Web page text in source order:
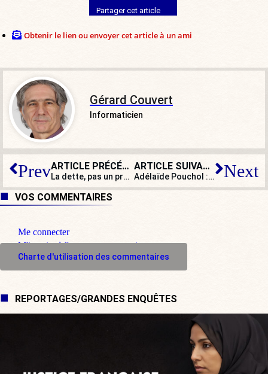
Partager cet article
Obtenir le lien ou envoyer cet article à un ami
Gérard Couvert
Informaticien
Prev ARTICLE PRÉCÉDENT
La dette, pas un problème ?
ARTICLE SUIVANT
Adélaïde Pouchol : « En réalité, l’avortement n’est pas le droit des femmes » Next
VOS COMMENTAIRES
Me connecter
M'inscrire à l'espace commentaire
Charte d'utilisation des commentaires
REPORTAGES/GRANDES ENQUÊTES